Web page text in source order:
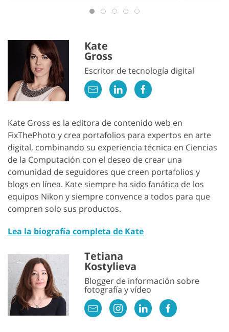
Kate
Gross
Escritor de tecnología digital
Kate Gross es la editora de contenido web en
FixThePhoto y crea portafolios para expertos en arte
digital, combinando su experiencia técnica en Ciencias
de la Computación con el deseo de crear una
comunidad de seguidores que creen portafolios y
blogs en línea. Kate siempre ha sido fanática de los
equipos Nikon y siempre convence a todos para que
compren solo sus productos.
Lea la biografía completa de Kate
Tetiana
Kostylieva
Blogger de información sobre
fotografía y vídeo